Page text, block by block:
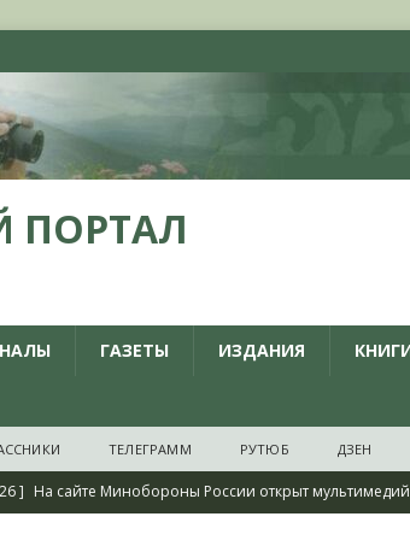
ПОРТАЛ
ГАЗЕТЫ ИЗДАНИЯ
ТЕЛЕГРАММ РУТЮБ ДЗЕН
] На сайте Минобороны России открыт